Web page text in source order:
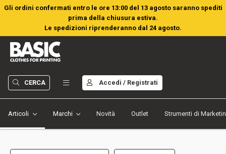
Gli ordini confermati entro le ore 13:00 del 13 agosto saranno spediti
prima della chiusura estiva.
Le spedizioni riprenderanno dal 24 agosto.
Articoli Marchi Novità Outlet Strumenti di
CERCA Accedi / Registrati